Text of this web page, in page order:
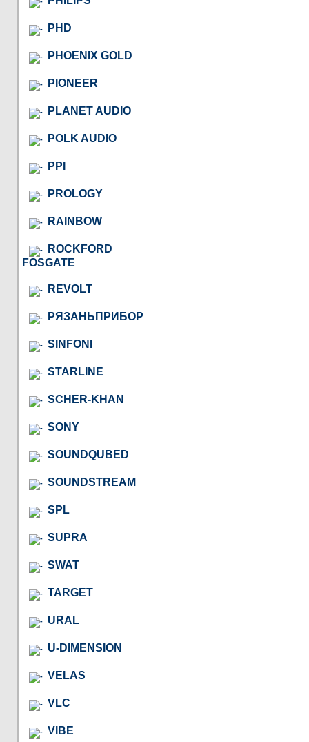
PHD
PHOENIX GOLD
PIONEER
PLANET AUDIO
POLK AUDIO
PPI
PROLOGY
RAINBOW
ROCKFORD
FOSGATE
REVOLT
РЯЗАНЬПРИБОР
SINFONI
STARLINE
SCHER-KHAN
SONY
SOUNDQUBED
SOUNDSTREAM
SPL
SUPRA
SWAT
TARGET
URAL
U-DIMENSION
VELAS
VLC
VIBE